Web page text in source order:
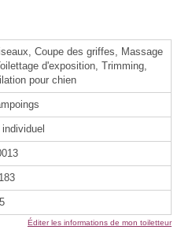
Coupe des griffes, Massage
d'exposition, Trimming,
pour chien
Éditer les informations de mon toiletteur